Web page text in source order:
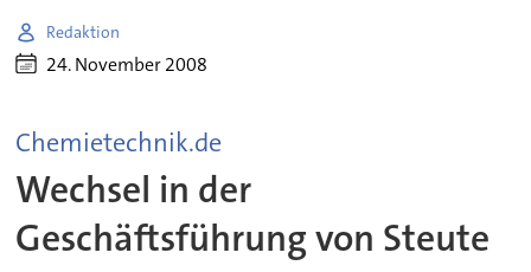
Redaktion
24. November 2008
Chemietechnik.de
Wechsel in der
Geschäftsführung von Steute